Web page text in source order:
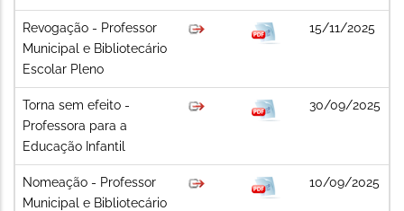
Revogação - Professor
Municipal e Bibliotecário
Escolar Pleno
15/11/2025
Torna sem efeito -
Professora para a
Educação Infantil
30/09/2025
Nomeação - Professor
Municipal e Bibliotecário
10/09/2025